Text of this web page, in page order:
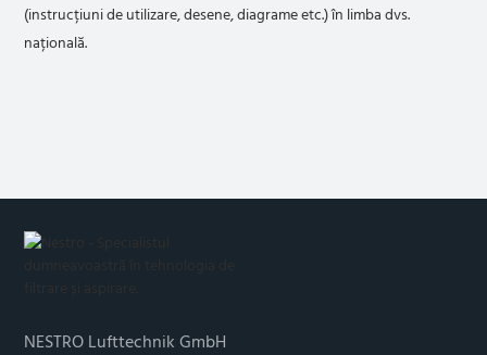
(instrucțiuni de utilizare, desene, diagrame etc.) în limba dvs.
națională.
NESTRO Lufttechnik GmbH